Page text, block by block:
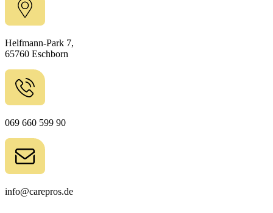
Helfmann-Park 7,
65760 Eschborn
069 660 599 90
info@carepros.de